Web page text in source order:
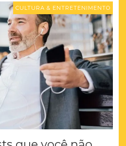
CULTURA & ENTRETENIMENTO